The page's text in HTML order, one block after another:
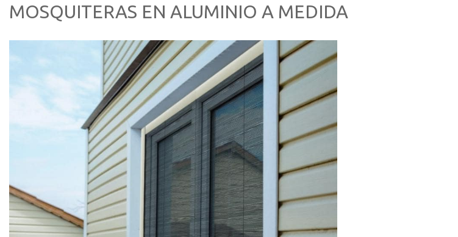
MOSQUITERAS EN ALUMINIO A MEDIDA